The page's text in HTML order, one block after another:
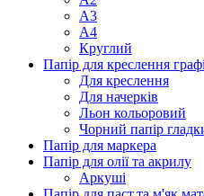
А3
А4
Круглий
Папір для креслення
Для креслення
Для начерків
Льон кольоровий
Чорний папір
Папір для маркера
Папір для олії та акрилу
Аркуші